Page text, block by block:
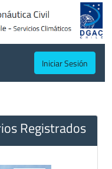
Iniciar Sesión
Registrados